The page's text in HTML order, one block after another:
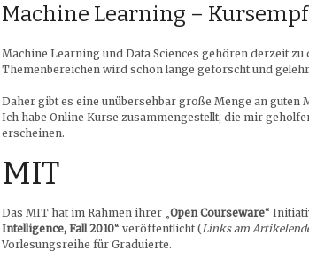
Machine Learning –
Machine Learning und Data Sciences gehören derzeit
Themenbereichen wird schon lange geforscht und
Daher gibt es eine unübersehbar große Menge an guten
Ich habe Online Kurse zusammengestellt, die mir
erscheinen.
MIT
Das MIT hat im Rahmen ihrer „ Open Courseware“
Intelligence, Fall 2010“ veröffentlicht (Links am
Vorlesungsreihe für Graduierte.